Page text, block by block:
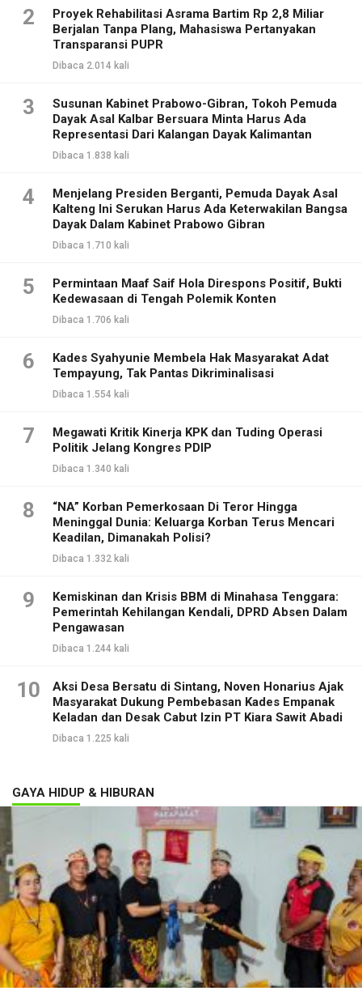
2
Proyek Rehabilitasi Asrama Bartim Rp 2,8 Miliar
Berjalan Tanpa Plang, Mahasiswa Pertanyakan
Transparansi PUPR
Dibaca 2.014 kali
3
Susunan Kabinet Prabowo-Gibran, Tokoh Pemuda
Dayak Asal Kalbar Bersuara Minta Harus Ada
Representasi Dari Kalangan Dayak Kalimantan
Dibaca 1.838 kali
4
Menjelang Presiden Berganti, Pemuda Dayak Asal
Kalteng Ini Serukan Harus Ada Keterwakilan Bangsa
Dayak Dalam Kabinet Prabowo Gibran
Dibaca 1.710 kali
5
Permintaan Maaf Saif Hola Direspons Positif, Bukti
Kedewasaan di Tengah Polemik Konten
Dibaca 1.706 kali
6
Kades Syahyunie Membela Hak Masyarakat Adat
Tempayung, Tak Pantas Dikriminalisasi
Dibaca 1.554 kali
7
Megawati Kritik Kinerja KPK dan Tuding Operasi
Politik Jelang Kongres PDIP
Dibaca 1.340 kali
8
“NA” Korban Pemerkosaan Di Teror Hingga
Meninggal Dunia: Keluarga Korban Terus Mencari
Keadilan, Dimanakah Polisi?
Dibaca 1.332 kali
9
Kemiskinan dan Krisis BBM di Minahasa Tenggara:
Pemerintah Kehilangan Kendali, DPRD Absen Dalam
Pengawasan
Dibaca 1.244 kali
10
Aksi Desa Bersatu di Sintang, Noven Honarius Ajak
Masyarakat Dukung Pembebasan Kades Empanak
Keladan dan Desak Cabut Izin PT Kiara Sawit Abadi
Dibaca 1.225 kali
GAYA HIDUP & HIBURAN